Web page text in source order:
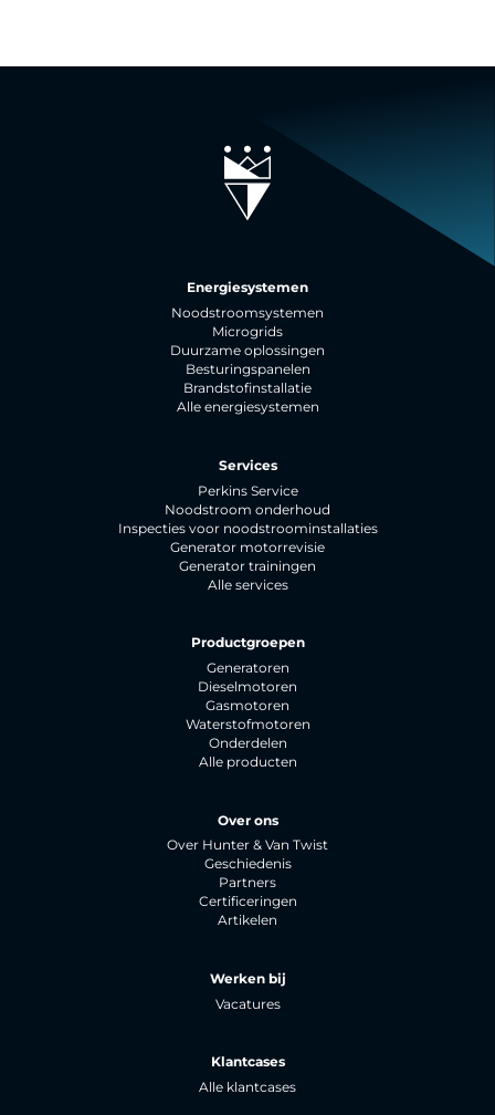
Energiesystemen
Noodstroomsystemen
Microgrids
Duurzame oplossingen
Besturingspanelen
Brandstofinstallatie
Alle energiesystemen
Services
Perkins Service
Noodstroom onderhoud
Inspecties voor noodstroominstallaties
Generator motorrevisie
Generator trainingen
Alle services
Productgroepen
Generatoren
Dieselmotoren
Gasmotoren
Waterstofmotoren
Onderdelen
Alle producten
Over ons
Over Hunter & Van Twist
Geschiedenis
Partners
Certificeringen
Artikelen
Werken bij
Vacatures
Klantcases
Alle klantcases